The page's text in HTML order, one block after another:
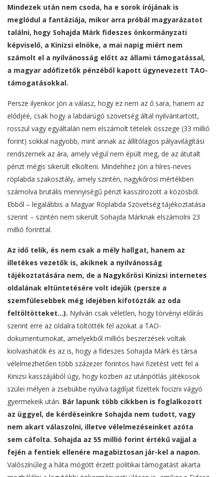
Mindezek után nem csoda, ha e sorok írójának is
meglódul a fantáziája, mikor arra próbál magyarázatot
találni, hogy Sohajda Márk fideszes önkormányzati
képviselő, a Kinizsi elnöke, a mai napig miért nem
számolt el a nyilvánosság előtt az állami támogatással,
a magyar adófizetők pénzéből kapott úgynevezett TAO-
támogatásokkal.
Persze ilyenkor jön a válasz, hogy ez nem az ő sara, hanem az
elődjéé, csak hogy a labdarúgó szövetség által nyilvántartott,
rosszul vagy egyáltalán nem elszámolt tételek összege (33 millió
forint) sokkal nagyobb, mint annak az állítólagos pályavilágítási
rendszernek az ára, amely végül nem épült meg, de az átutalt
pénzt mégis sikerült elkölteni. Mindehhez jön a híres-neves
röplabda szakosztály, amely szintén, nagykőrösi mértékben
számolva brutális mennyiségű pénzt kasszírozott a közösből.
Ebből – legalábbis a Magyar Röplabda Szövetség tájékoztatása
szerint – szintén nem sikerült Sohajda Márknak elszámolni 23
millió forinttal.
Az idő telik, és nem csak a mély hallgat, hanem az
illetékes vezetők is, akiknek a nyilvánosság
tájékoztatására nem, de a Nagykőrösi Kinizsi internetes
oldalának eltüntetésére volt idejük (persze a
szemfülesebbek még idejében kifotózták az oda
feltöltötteket…). Nyilván csak véletlen, hogy törvényi előírás
szerint erre az oldalra töltötték fel azokat a TAO-
dokumentumokat, amelyekből milliós beszerzések voltak
kiolvashatók és az is, hogy a fideszes Sohajda Márk és társa
vélelmezhetően több százezer forintos havi fizetést vett fel a
Kinizsi kasszájából úgy, hogy közben az utánpótlás játékosok
szülei mélyen a zsebükbe nyúlva tagdíjat fizettek focizni vágyó
gyermekeik után. Bár lapunk több cikkben is foglalkozott
az üggyel, de kérdéseinkre Sohajda nem tudott, vagy
nem akart válaszolni, illetve vélelmezéseinket azóta
sem cáfolta. Sohajda az 55 millió forint értékű vajjal a
fején a fentiek ellenére magabiztosan jár-kel a napon.
Valószínűleg a háta mögött érzett politikai támogatást akarta